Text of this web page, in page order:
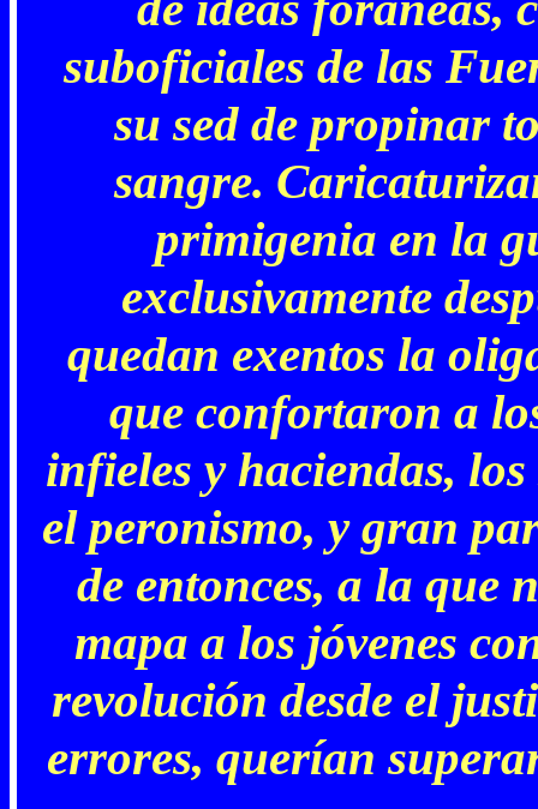
suboficiales de las
su sed de propinar
sangre.
primigenia en la
exclusivamente
quedan exentos la
que confortaron a
infieles y haciendas,
el peronismo, y gran
de entonces, a la que
mapa a los jóvenes
revolución desde el
errores, querían